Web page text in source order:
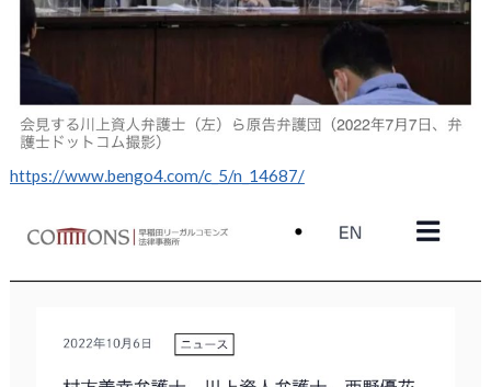
https://www.bengo4.com/c_5/n_14687/